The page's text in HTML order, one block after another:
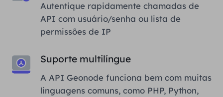
Autentique rapidamente chamadas de
API com usuário/senha ou lista de
permissões de IP
Suporte multilíngue
A API Geonode funciona bem com muitas
linguagens comuns, como PHP, Python,